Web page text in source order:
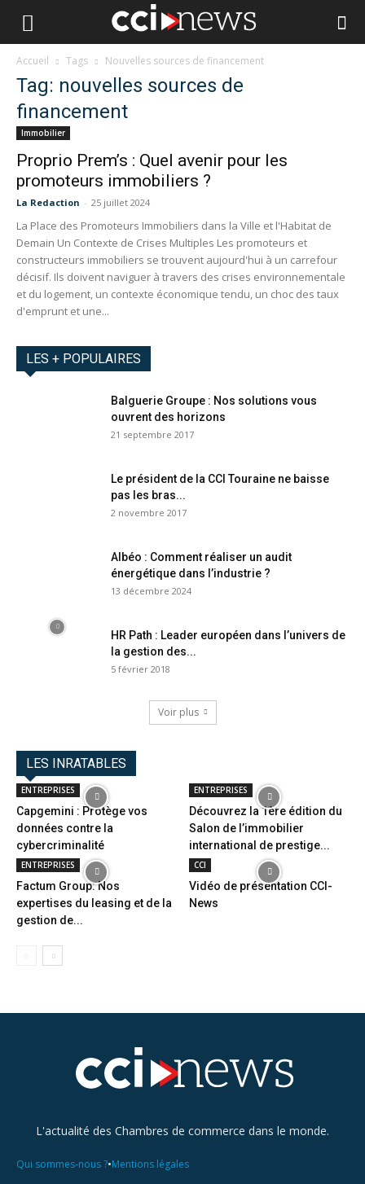
Accueil Tags Nouvelles sources de financement
Tag: nouvelles sources de
financement
Immobilier
Proprio Prem’s : Quel avenir pour les
promoteurs immobiliers ?
La Redaction - 25 juillet 2024
La Place des Promoteurs Immobiliers dans la Ville et l'Habitat de
Demain Un Contexte de Crises Multiples Les promoteurs et
constructeurs immobiliers se trouvent aujourd'hui à un carrefour
décisif. Ils doivent naviguer à travers des crises environnementale
et du logement, un contexte économique tendu, un choc des taux
d'emprunt et une...
LES + POPULAIRES
Balguerie Groupe : Nos solutions vous
ouvrent des horizons
21 septembre 2017
Le président de la CCI Touraine ne baisse
pas les bras...
2 novembre 2017
Albéo : Comment réaliser un audit
énergétique dans l’industrie ?
13 décembre 2024
HR Path : Leader européen dans l’univers de
la gestion des...
5 février 2018
Voir plus
LES INRATABLES
ENTREPRISES
Capgemini : Protège vos
données contre la
cybercriminalité
ENTREPRISES
Découvrez la 1ère édition du
Salon de l’immobilier
international de prestige...
ENTREPRISES
Factum Group: Nos
expertises du leasing et de la
gestion de...
CCI
Vidéo de présentation CCI-
News
L'actualité des Chambres de commerce dans le monde.
Qui sommes-nous ?•Mentions légales